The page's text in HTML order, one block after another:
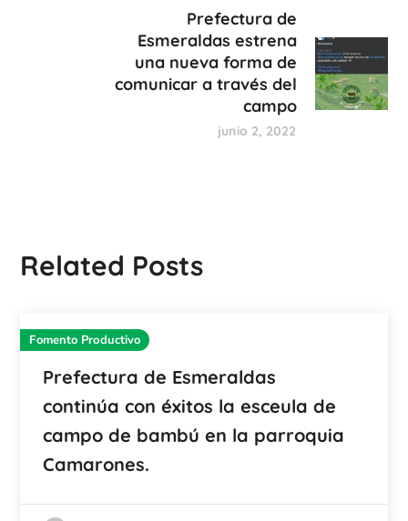
Prefectura de
Esmeraldas estrena
una nueva forma de
comunicar a través del
campo
junio 2, 2022
Related Posts
Fomento Productivo
Prefectura de Esmeraldas
continúa con éxitos la esceula de
campo de bambú en la parroquia
Camarones.